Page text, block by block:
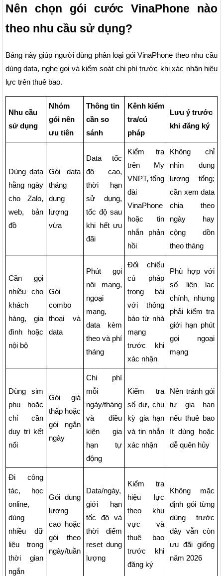
Nên chọn gói cước VinaPhone nào
theo nhu cầu sử dụng?
Bảng này giúp người dùng phân loại gói VinaPhone theo nhu cầu
dùng data, nghe gọi và kiểm soát chi phí trước khi xác nhận hiệu
lực trên thuê bao.
Nhu cầu
sử dụng
Nhóm
gói nên
ưu tiên
Thông tin
cần so
sánh
Kênh kiểm
tra/cú
pháp
Lưu ý trước
khi đăng ký
Dùng data
hằng ngày
cho Zalo,
web, bản
đồ
Gói data
tháng
dung
lượng
vừa
Data tốc
độ cao,
thời hạn
sử dụng,
tốc độ sau
khi hết ưu
đãi
Kiểm tra
trên My
VNPT, tổng
đài
VinaPhone
hoặc tin
nhắn phản
hồi
Không chỉ
nhìn dung
lượng tổng;
cần xem data
chia theo
ngày hay
cộng dồn
theo tháng
Cần gọi
nhiều cho
khách
hàng, gia
đình hoặc
nội bộ
Gói
combo
thoại và
data
Phút gọi
nội mạng,
ngoại
mạng,
data kèm
theo và phí
tháng
Đối chiếu
cú pháp
trong bài
với thông
báo từ nhà
mạng
trước khi
xác nhận
Phù hợp với
số liên lạc
chính, nhưng
phải kiểm tra
giới hạn phút
gọi ngoại
mạng
Dùng sim
phụ hoặc
chỉ cần
duy trì kết
nối
Gói giá
thấp hoặc
gói ngắn
ngày
Chi phí
mỗi
ngày/tháng
và điều
kiện gia
hạn tự
động
Kiểm tra
số dư, chu
kỳ gia hạn
và tin nhắn
xác nhận
Nên tránh gói
tự gia hạn
nếu thuê bao
ít dùng hoặc
dễ quên hủy
Đi công
tác, học
online,
dùng
nhiều dữ
liệu trong
thời gian
ngắn
Gói dung
lượng
cao hoặc
gói theo
ngày/tuần
Data/ngày,
giới hạn
tốc độ và
thời điểm
reset dung
lượng
Kiểm tra
hiệu lực
theo khu
vực và
thuê bao
trước khi
đăng ký
Không mặc
định gói từng
dùng trước
đây vẫn còn
ưu đãi giống
năm 2026